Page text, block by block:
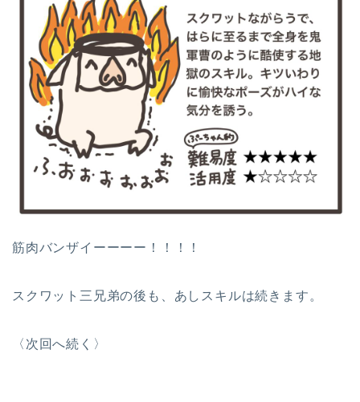
筋肉バンザイーーーー！！！！
スクワット三兄弟の後も、あしスキルは続きます。
〈次回へ続く〉